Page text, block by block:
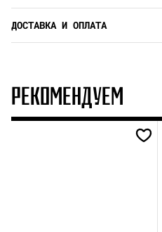
ДОСТАВКА И ОПЛАТА
РЕКОМЕНДУЕМ